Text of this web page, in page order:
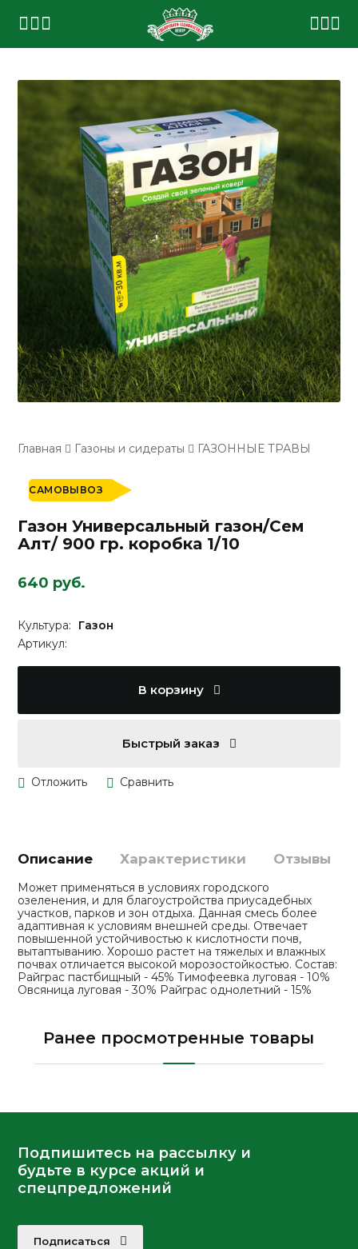
Главная Газоны и сидераты ГАЗОННЫЕ ТРАВЫ
САМОВЫВОЗ
Газон Универсальный газон/Сем
Алт/ 900 гр. коробка 1/10
640 руб.
Культура:
Газон
Артикул:
В корзину
Быстрый заказ
Описание Характеристики Отзывы
Может применяться в условиях городского
озеленения, и для благоустройства приусадебных
участков, парков и зон отдыха. Данная смесь более
адаптивная к условиям внешней среды. Отвечает
повышенной устойчивостью к кислотности почв,
вытаптыванию. Хорошо растет на тяжелых и влажных
почвах отличается высокой морозостойкостью. Состав:
Райграс пастбищный - 45% Тимофеевка луговая - 10%
Овсяница луговая - 30% Райграс однолетний - 15%
Ранее просмотренные товары
Подпишитесь на рассылку и
будьте в курсе акций и
спецпредложений
Подписаться